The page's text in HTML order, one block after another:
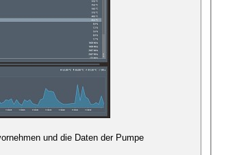
und die Daten der Pumpe